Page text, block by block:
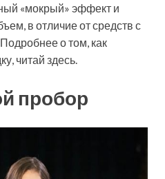
«мокрый» эффект и
в отличие от средств с
о том, как
читай здесь.
пробор